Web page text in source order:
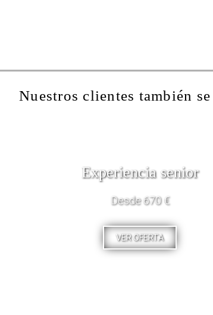
Nuestros clientes también
Experiencia senior
Desde 670 €
VER OFERTA